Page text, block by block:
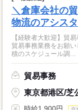
＼倉庫会社の
物流のアシス
【経験者大歓迎】貿
貿易事務業務をお願
積のスケジュール調...
貿易事務
東京都港区/芝